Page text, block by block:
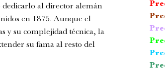
al director alemán
en 1875. Aunque el
y su complejidad técnica, la
su fama al resto del